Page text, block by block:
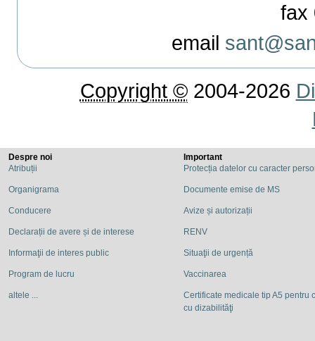
fax
email
Copyright ©2004-2026
Despre noi
Atribuții
Organigrama
Conducere
Declarații de avere și de interese
Informaţii de interes public
Program de lucru
altele ...
Important
Protecția datelor cu caracter
Documente emise de MS
Avize și autorizații
RENV
Situaţii de urgență
Vaccinarea
Certificate medicale tip A5 pentru
cu dizabilităţi